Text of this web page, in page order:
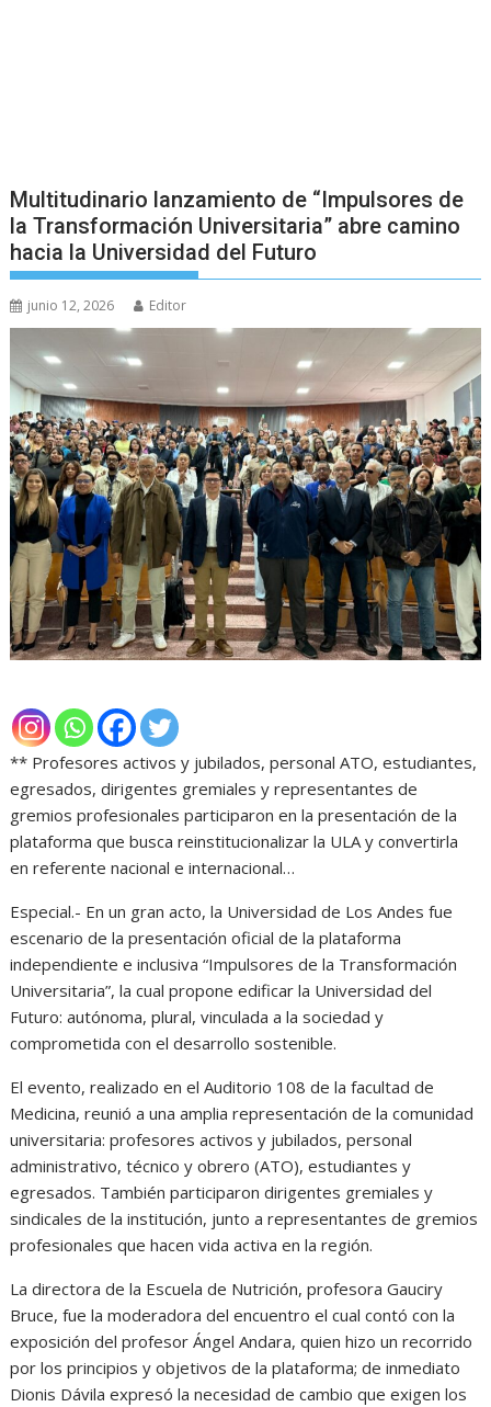
Multitudinario lanzamiento de “Impulsores de
la Transformación Universitaria” abre camino
hacia la Universidad del Futuro
junio 12, 2026 Editor
** Profesores activos y jubilados, personal ATO, estudiantes,
egresados, dirigentes gremiales y representantes de
gremios profesionales participaron en la presentación de la
plataforma que busca reinstitucionalizar la ULA y convertirla
en referente nacional e internacional…
Especial.- En un gran acto, la Universidad de Los Andes fue
escenario de la presentación oficial de la plataforma
independiente e inclusiva “Impulsores de la Transformación
Universitaria”, la cual propone edificar la Universidad del
Futuro: autónoma, plural, vinculada a la sociedad y
comprometida con el desarrollo sostenible.
El evento, realizado en el Auditorio 108 de la facultad de
Medicina, reunió a una amplia representación de la comunidad
universitaria: profesores activos y jubilados, personal
administrativo, técnico y obrero (ATO), estudiantes y
egresados. También participaron dirigentes gremiales y
sindicales de la institución, junto a representantes de gremios
profesionales que hacen vida activa en la región.
La directora de la Escuela de Nutrición, profesora Gauciry
Bruce, fue la moderadora del encuentro el cual contó con la
exposición del profesor Ángel Andara, quien hizo un recorrido
por los principios y objetivos de la plataforma; de inmediato
Dionis Dávila expresó la necesidad de cambio que exigen los